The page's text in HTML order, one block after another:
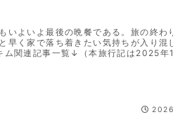
いよいよ最後の晩餐である。旅の終わ
早く家で落ち着きたい気持ちが入り混
ム関連記事一覧↓（本旅行記は2025年